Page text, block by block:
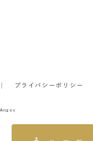
プライバシーポリシー